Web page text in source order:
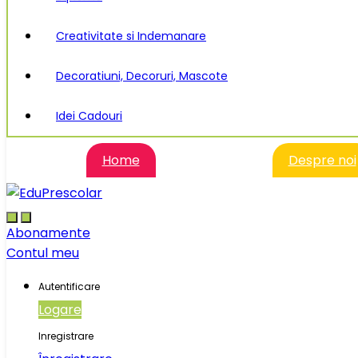
Creativitate si Indemanare
Decoratiuni, Decoruri, Mascote
Idei Cadouri
Home Despre noi
Abonamente
Contul meu
Autentificare
Logare
Inregistrare